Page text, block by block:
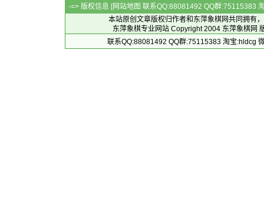
-=> 版权信息 [网站地图 联系QQ:88081492 QQ群:75115383
本站原创文章版权归作者和 东萍象棋网共同拥有
东萍象棋专业网站 Copyright 2004 东萍象棋网
联系QQ:88081492 QQ群:75115383 淘宝:hldcg